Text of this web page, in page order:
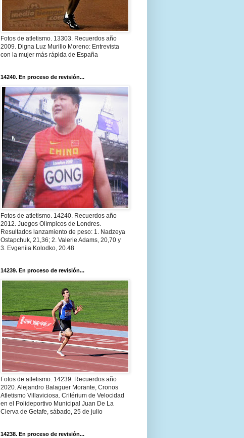
Fotos de atletismo. 13303. Recuerdos año
2009. Digna Luz Murillo Moreno: Entrevista
con la mujer más rápida de España
14240. En proceso de revisión...
Fotos de atletismo. 14240. Recuerdos año
2012. Juegos Olímpicos de Londres.
Resultados lanzamiento de peso: 1. Nadzeya
Ostapchuk, 21,36; 2. Valerie Adams, 20,70 y
3. Evgeniia Kolodko, 20.48
14239. En proceso de revisión...
Fotos de atletismo. 14239. Recuerdos año
2020. Alejandro Balaguer Morante, Cronos
Atletismo Villaviciosa. Critérium de Velocidad
en el Polideportivo Municipal Juan De La
Cierva de Getafe, sábado, 25 de julio
14238. En proceso de revisión...